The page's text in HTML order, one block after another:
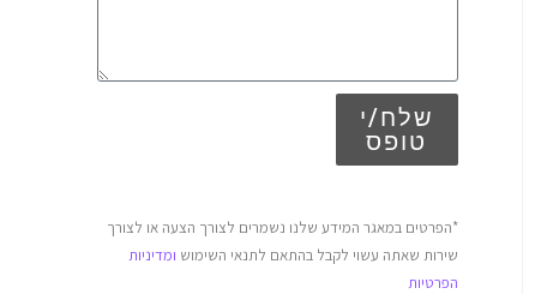
שלח/י
טופס
*הפרטים במאגר המידע שלנו נשמרים לצורך הצעה או לצורך
שירות שאתה עשוי לקבל בהתאם לתנאי השימוש ומדיניות
הפרטיות